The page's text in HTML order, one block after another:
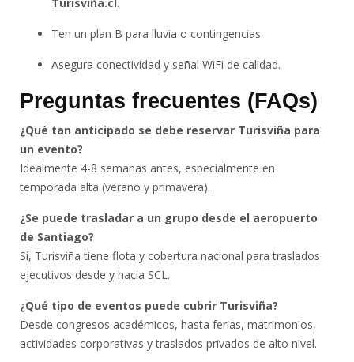
Ten un plan B para lluvia o contingencias.
Asegura conectividad y señal WiFi de calidad.
Preguntas frecuentes (FAQs)
¿Qué tan anticipado se debe reservar Turisviña para
un evento?
Idealmente 4-8 semanas antes, especialmente en
temporada alta (verano y primavera).
¿Se puede trasladar a un grupo desde el aeropuerto
de Santiago?
Sí, Turisviña tiene flota y cobertura nacional para traslados
ejecutivos desde y hacia SCL.
¿Qué tipo de eventos puede cubrir Turisviña?
Desde congresos académicos, hasta ferias, matrimonios,
actividades corporativas y traslados privados de alto nivel.